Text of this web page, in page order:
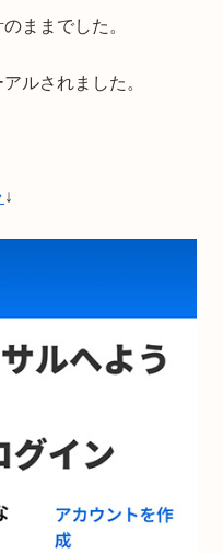
ままでした。
ルされました。
↓